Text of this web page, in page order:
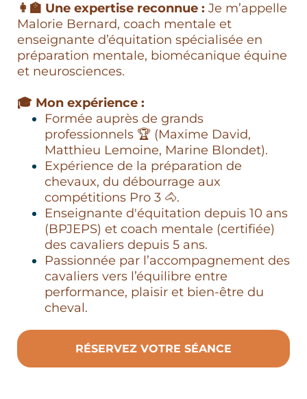
👩‍🏫 Une expertise reconnue : Je m’appelle
Malorie Bernard, coach mentale et
enseignante d’équitation spécialisée en
préparation mentale, biomécanique équine
et neurosciences.
🎓 Mon expérience :
Formée auprès de grands
professionnels 🏆 (Maxime David,
Matthieu Lemoine, Marine Blondet).
Expérience de la préparation de
chevaux, du débourrage aux
compétitions Pro 3 🐴.
Enseignante d'équitation depuis 10 ans
(BPJEPS) et coach mentale (certifiée)
des cavaliers depuis 5 ans.
Passionnée par l’accompagnement des
cavaliers vers l’équilibre entre
performance, plaisir et bien-être du
cheval.
RÉSERVEZ VOTRE SÉANCE